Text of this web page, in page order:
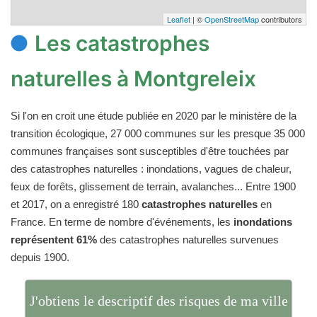
Leaflet | ©OpenStreetMapcontributors
Les catastrophes
naturelles à Montgreleix
Si l'on en croit une étude publiée en 2020 par le ministère de la
transition écologique, 27 000 communes sur les presque 35 000
communes françaises sont susceptibles d'être touchées par
des catastrophes naturelles : inondations, vagues de chaleur,
feux de forêts, glissement de terrain, avalanches... Entre 1900
et 2017, on a enregistré 180 catastrophes naturelles en
France. En terme de nombre d'événements, les inondations
représentent 61% des catastrophes naturelles survenues
depuis 1900.
J'obtiens le descriptif des risques de ma ville